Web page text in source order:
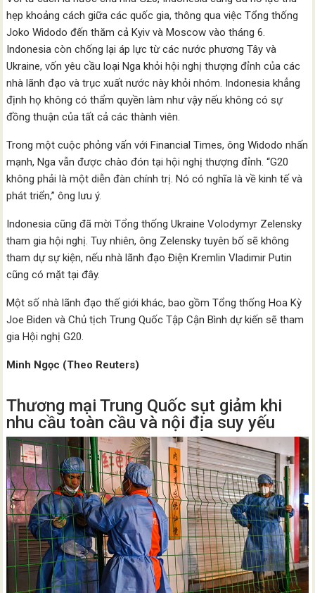
hẹp khoảng cách giữa các quốc gia, thông qua việc Tổng thống
Joko Widodo đến thăm cả Kyiv và Moscow vào tháng 6.
Indonesia còn chống lại áp lực từ các nước phương Tây và
Ukraine, vốn yêu cầu loại Nga khỏi hội nghị thượng đỉnh của các
nhà lãnh đạo và trục xuất nước này khỏi nhóm. Indonesia khẳng
định họ không có thẩm quyền làm như vậy nếu không có sự
đồng thuận của tất cả các thành viên.
Trong một cuộc phỏng vấn với Financial Times, ông Widodo nhấn
mạnh, Nga vẫn được chào đón tại hội nghị thượng đỉnh. “G20
không phải là một diễn đàn chính trị. Nó có nghĩa là về kinh tế và
phát triển,” ông lưu ý.
Indonesia cũng đã mời Tổng thống Ukraine Volodymyr Zelensky
tham gia hội nghị. Tuy nhiên, ông Zelensky tuyên bố sẽ không
tham dự sự kiện, nếu nhà lãnh đạo Điện Kremlin Vladimir Putin
cũng có mặt tại đây.
Một số nhà lãnh đạo thế giới khác, bao gồm Tổng thống Hoa Kỳ
Joe Biden và Chủ tịch Trung Quốc Tập Cận Bình dự kiến ​​sẽ tham
gia Hội nghị G20.
Minh Ngọc (Theo Reuters)
Thương mại Trung Quốc sụt giảm khi
nhu cầu toàn cầu và nội địa suy yếu